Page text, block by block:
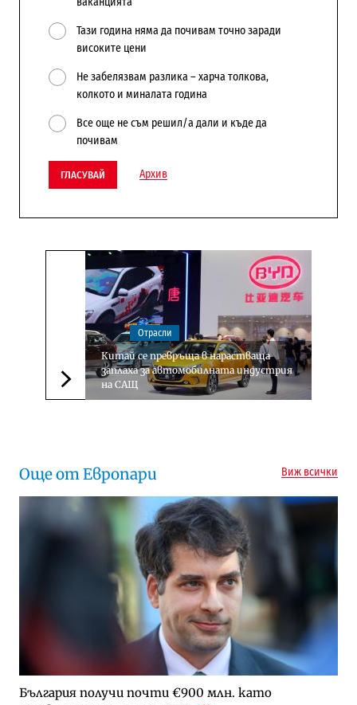
Тази година няма да почивам точно заради
високите цени
Не забелязвам разлика – харча толкова,
колкото и миналата година
Все още не съм решил/а дали и къде да
почивам
ГЛАСУВАЙ Архив
Следваща новина
Отрасли
Китай се превръща в нарастваща
заплаха за автомобилната индустрия
на САЩ
Още от Европари Виж всички
България получи почти €900 млн. като